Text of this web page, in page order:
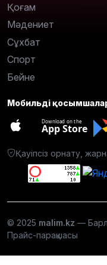
Қоғам
Мәдениет
Сұхбат
Спорт
Бейне
Мобильді
Download on the
App Store
Қауіпсіз орнату,
© 2025 malim.kz —
Прайс-парақшасы